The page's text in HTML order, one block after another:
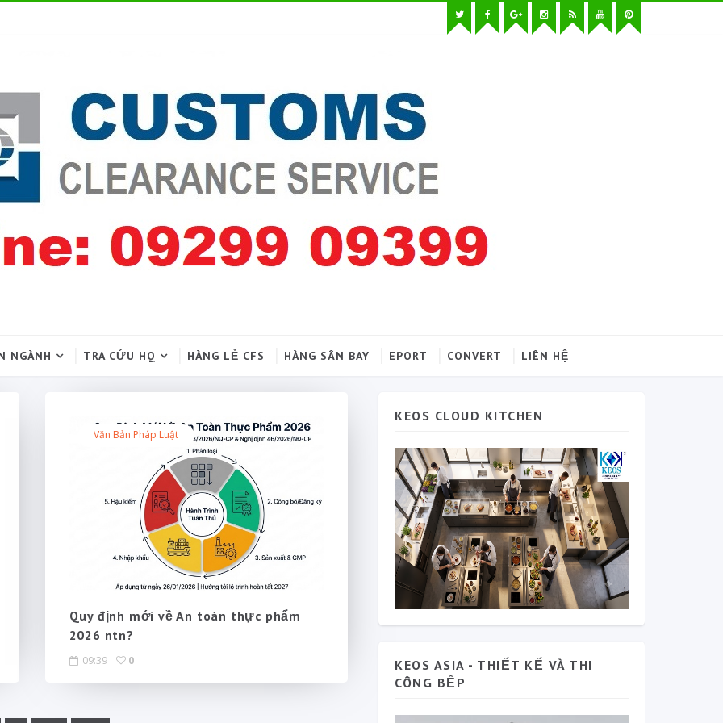
NGÀNH TRA CỨU HQ HÀNG LẺ CFS HÀNG SÂN BAY EPORT CONVERT LIÊN HỆ
Văn Bản Pháp Luật
Quy định mới về An toàn thực phẩm
2026 ntn?
09:39 0
KEOS CLOUD KITCHEN
KEOS ASIA - THIẾT KẾ VÀ THI
CÔNG BẾP